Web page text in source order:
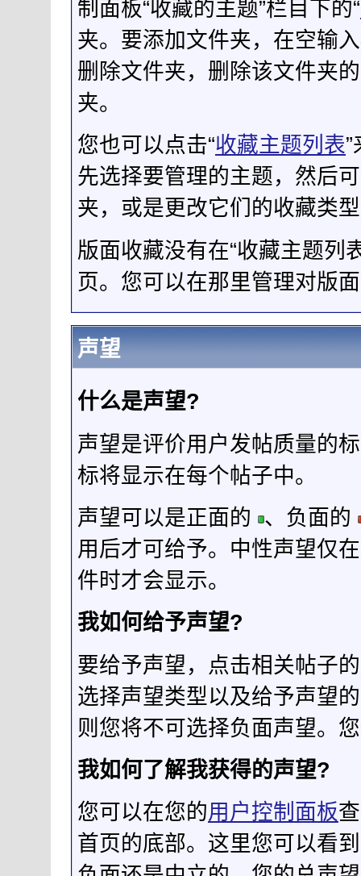
制面板“收藏的主题”栏目下的“
夹。要添加文件夹，在空输
删除文件夹，删除该文件夹
夹。
您也可以点击“收藏主题列表
先选择要管理的主题，然后
夹，或是更改它们的收藏类
版面收藏没有在“收藏主题列
页。您可以在那里管理对版
声望
什么是声望?
声望是评价用户发帖质量的
标将显示在每个帖子中。
声望可以是正面的 、负面的
用后才可给予。中性声望仅
件时才会显示。
我如何给予声望?
要给予声望，点击相关帖子
选择声望类型以及给予声望
则您将不可选择负面声望。
我如何了解我获得的声望?
您可以在您的用户控制面板
首页的底部。这里您可以看